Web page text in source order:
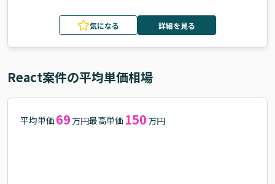
気になる 詳細を見る
React案件の平均単価相場
平均単価 69 万円最高単価 150 万円